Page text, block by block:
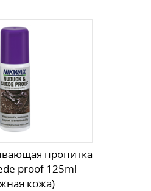
пропитка
proof 125ml
кожа)